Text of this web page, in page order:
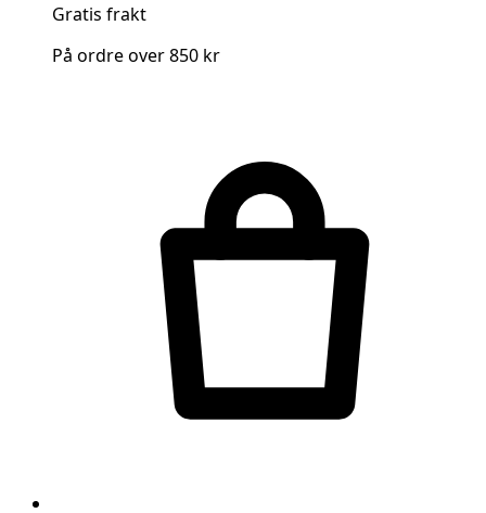
Gratis frakt
På ordre over 850 kr